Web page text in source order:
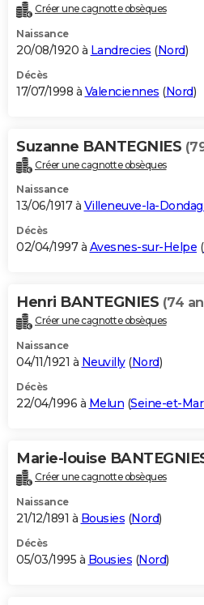
Créer une cagnotte obsèques
Naissance
20/08/1920 à Landrecies (Nord)
Décès
17/07/1998 à Valenciennes (Nord)
Suzanne BANTEGNIES
Créer une cagnotte obsèques
Naissance
13/06/1917 à Villeneuve-la-
Décès
02/04/1997 à Avesnes-sur-Helpe (
Henri BANTEGNIES (74
Créer une cagnotte obsèques
Naissance
04/11/1921 à Neuvilly(Nord)
Décès
22/04/1996 à Melun (Seine-et-
Marie-louise
Créer une cagnotte obsèques
Naissance
21/12/1891 à Bousies (Nord)
Décès
05/03/1995 à Bousies (Nord)